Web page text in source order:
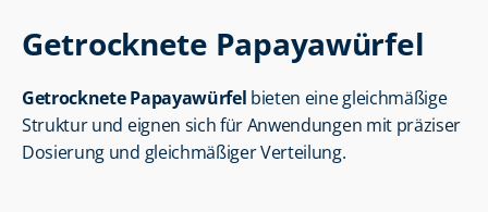
Getrocknete Papayawürfel
Getrocknete Papayawürfel bieten eine gleichmäßige
Struktur und eignen sich für Anwendungen mit präziser
Dosierung und gleichmäßiger Verteilung.